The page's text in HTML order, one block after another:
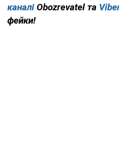
каналі Obozrevatel та Viber
фейки!